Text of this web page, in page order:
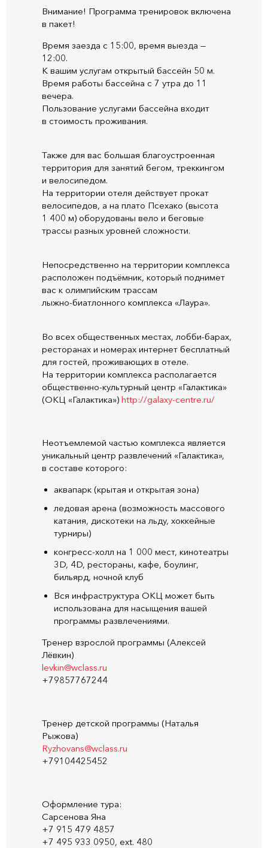
Внимание! Программа тренировок включена
в пакет!
Время заезда с 15:00, время выезда —
12:00.
К вашим услугам открытый бассейн 50 м.
Время работы бассейна с 7 утра до 11
вечера.
Пользование услугами бассейна входит
в стоимость проживания.
Также для вас большая благоустроенная
территория для занятий бегом, треккингом
и велосипедом.
На территории отеля действует прокат
велосипедов, а на плато Псехако (высота
1 400 м) оборудованы вело и беговые
трассы разных уровней сложности.
Непосредственно на территории комплекса
расположен подъёмник, который поднимет
вас к олимпийским трассам
лыжно-биатлонного комплекса «Лаура».
Во всех общественных местах,лобби-барах,
ресторанах и номерах интернет бесплатный
для гостей, проживающих в отеле.
На территории комплекса располагается
общественно-культурный центр «Галактика»
(ОКЦ «Галактика») http://galaxy-centre.ru/
Неотъемлемой частью комплекса является
уникальный центр развлечений «Галактика»,
в составе которого:
аквапарк (крытая и открытая зона)
ледовая арена (возможность массового
катания, дискотеки на льду, хоккейные
турниры)
конгресс-холл на 1 000 мест, кинотеатры
3D, 4D, рестораны, кафе, боулинг,
бильярд, ночной клуб
Вся инфраструктура ОКЦ может быть
использована для насыщения вашей
программы развлечениями.
Тренер взрослой программы (Алексей
Лёвкин)
levkin@wclass.ru
+79857767244
Тренер детской программы (Наталья
Рыжова)
Ryzhovans@wclass.ru
+79104425452
Оформление тура:
Сарсенова Яна
+7 915 479 4857
+7 495 933 0950, ext. 480